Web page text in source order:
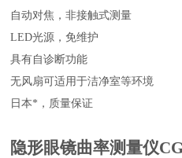
自动对焦，非接触式测量
LED光源，免维护
具有自诊断功能
无风扇可适用于洁净室等环境
日本*，质量保证
隐形眼镜曲率测量仪